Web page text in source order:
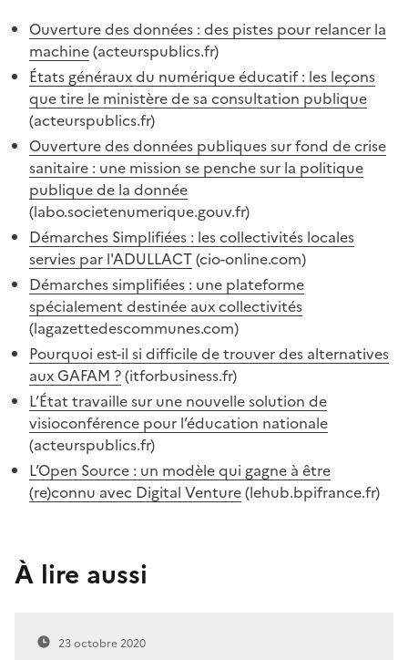
Ouverture des données : des pistes pour relancer la
machine(acteurspublics.fr)
États généraux du numérique éducatif : les leçons
que tire le ministère de sa consultation publique
(acteurspublics.fr)
Ouverture des données publiques sur fond de crise
sanitaire : une mission se penche sur la politique
publique de la donnée
(labo.societenumerique.gouv.fr)
Démarches Simplifiées : les collectivités locales
servies par l'ADULLACT(cio-online.com)
Démarches simplifiées : une plateforme
spécialement destinée aux collectivités
(lagazettedescommunes.com)
Pourquoi est-il si difficile de trouver des alternatives
aux GAFAM ?(itforbusiness.fr)
L’État travaille sur une nouvelle solution de
visioconférence pour l’éducation nationale
(acteurspublics.fr)
L’Open Source : un modèle qui gagne à être
(re)connu avec Digital Venture(lehub.bpifrance.fr)
À lire aussi
23 octobre 2020